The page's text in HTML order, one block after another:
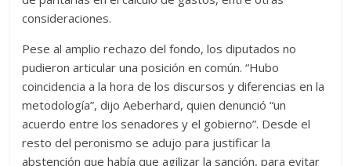
consideraciones.
Pese al amplio rechazo del fondo, los diputados no
pudieron articular una posición en común. “Hubo
coincidencia a la hora de los discursos y diferencias en la
metodología”, dijo Aeberhard, quien denunció “un
acuerdo entre los senadores y el gobierno”. Desde el
resto del peronismo se adujo para justificar la
abstención que había que agilizar la sanción, para evitar